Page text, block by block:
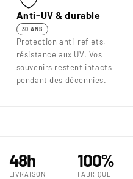
Anti-UV & durable
30 ANS
Protection anti-reflets,
résistance aux UV. Vos
souvenirs restent intacts
pendant des décennies.
48h
LIVRAISON
100%
FABRIQUÉ